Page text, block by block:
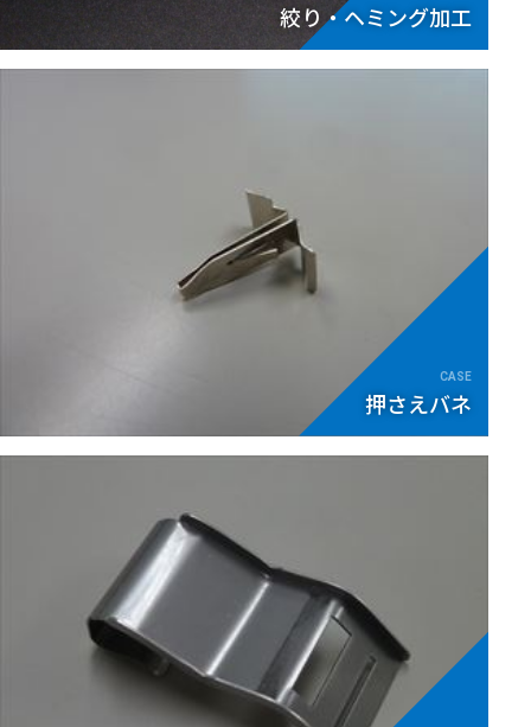
絞り・ヘミング加工
押さえバネ